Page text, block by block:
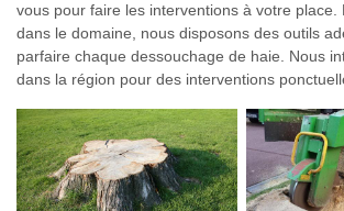
vous pour faire les interventions à votre place.
dans le domaine, nous disposons des outils
parfaire chaque dessouchage de haie. Nous
dans la région pour des interventions